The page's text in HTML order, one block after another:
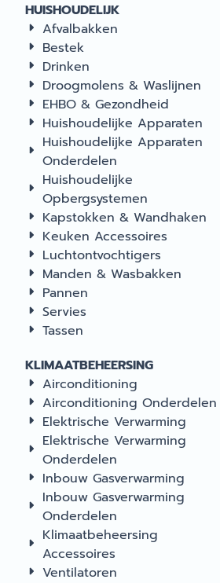
HUISHOUDELIJK
Afvalbakken
Bestek
Drinken
Droogmolens & Waslijnen
EHBO & Gezondheid
Huishoudelijke Apparaten
Huishoudelijke Apparaten
Onderdelen
Huishoudelijke
Opbergsystemen
Kapstokken & Wandhaken
Keuken Accessoires
Luchtontvochtigers
Manden & Wasbakken
Pannen
Servies
Tassen
KLIMAATBEHEERSING
Airconditioning
Airconditioning Onderdelen
Elektrische Verwarming
Elektrische Verwarming
Onderdelen
Inbouw Gasverwarming
Inbouw Gasverwarming
Onderdelen
Klimaatbeheersing
Accessoires
Ventilatoren